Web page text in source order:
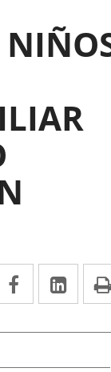
Facebook
Enlace
a
una
a
una